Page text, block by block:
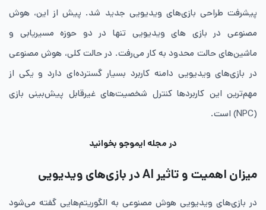
پیشرفت طراحی بازی‌های ویدیویی جدید شد. پیش از این، هوش
مصنوعی در بازی ‌های ویدیویی تنها در دو حوزه مسیریابی و
ماشین‌های حالت محدود به ‌کار می‌رفت. در حالت کلی، هوش مصنوعی
در بازی‌های ویدیویی دامنه کاربرد بسیار گسترده‌ای دارد و یکی از
مهم‌ترین این کاربردها کنترل شخصیت‌های غیرقابل پیش‌بینی بازی
(NPC) است.
در مجله ایموجو بخوانید
میزان اهمیت و تاثیر AI در بازی‌های وید‌یویی
در بازی‌های ویدیویی هوش مصنوعی به الگوریتم‌هایی گفته می‌شود